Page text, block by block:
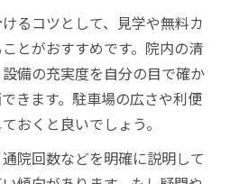
るコツとして、見学や無料カ
とがおすすめです。院内の清
備の充実度を自分の目で確か
きます。駐車場の広さや利便
おくと良いでしょう。
院回数などを明確に説明して